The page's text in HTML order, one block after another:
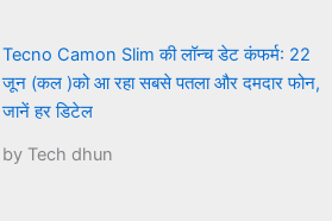
Tecno Camon Slim की लॉन्च डेट कंफर्म: 22
जून (कल )को आ रहा सबसे पतला और दमदार फोन,
जानें हर डिटेल
by Tech dhun